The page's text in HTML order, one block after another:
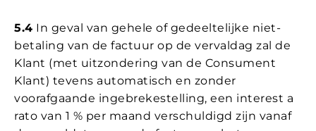
5.4 In geval van gehele of gedeeltelijke niet-
betaling van de factuur op de vervaldag zal de
Klant (met uitzondering van de Consument
Klant) tevens automatisch en zonder
voorafgaande ingebrekestelling, een interest a
rato van 1 % per maand verschuldigd zijn vanaf